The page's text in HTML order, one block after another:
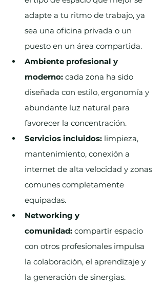
adapte a tu ritmo de trabajo, ya
sea una oficina privada o un
puesto en un área compartida.
Ambiente profesional y
moderno: cada zona ha sido
diseñada con estilo, ergonomía y
abundante luz natural para
favorecer la concentración.
Servicios incluidos: limpieza,
mantenimiento, conexión a
internet de alta velocidad y zonas
comunes completamente
equipadas.
Networking y
comunidad: compartir espacio
con otros profesionales impulsa
la colaboración, el aprendizaje y
la generación de sinergias.